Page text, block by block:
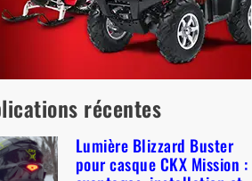
récentes
Lumière Blizzard Buster
pour casque CKX Mission :